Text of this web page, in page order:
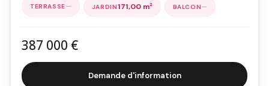
— 171,00 m2 —
387 000 €
Demande d'information